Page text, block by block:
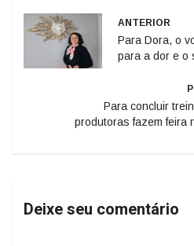
ANTERIOR
Para Dora, o
para a dor e o
Para concluir
produtoras fazem feira
Deixe seu comentário